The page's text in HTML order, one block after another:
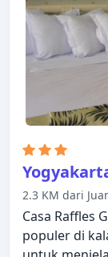
2.3 KM dari
Casa Raffles
populer di